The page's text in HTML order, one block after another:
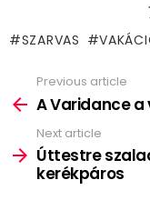
SZARVAS
more
Previous article
A Varidance
Next article
Úttestre
kerékpáros